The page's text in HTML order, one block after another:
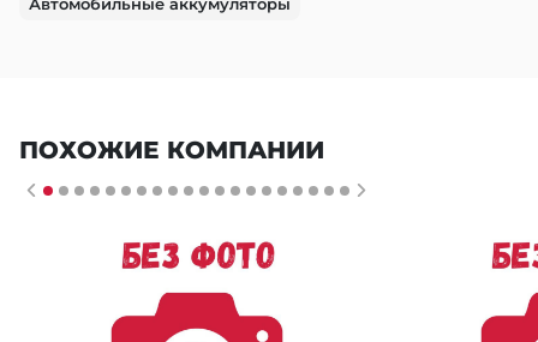
ПОХОЖИЕ КОМПАНИИ